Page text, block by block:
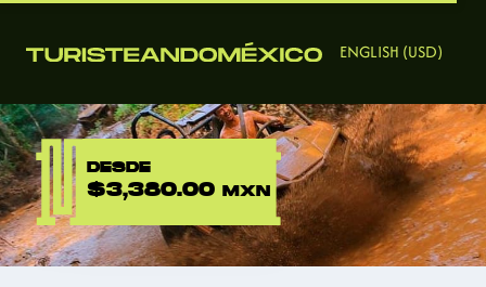
ENGLISH (USD)
DESDE
$3,380.00 MXN